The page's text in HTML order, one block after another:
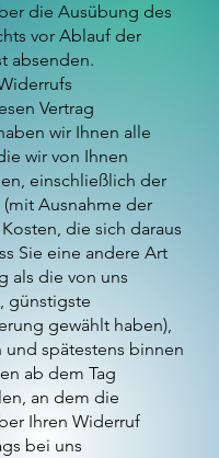
die Ausübung des
vor Ablauf der
absenden.
Vertrag
wir Ihnen alle
wir von Ihnen
einschließlich der
Ausnahme der
die sich daraus
Sie eine andere Art
als die von uns
günstigste
gewählt haben),
und spätestens binnen
ab dem Tag
an dem die
Ihren Widerruf
bei uns